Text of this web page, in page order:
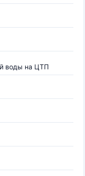
воды на ЦТП